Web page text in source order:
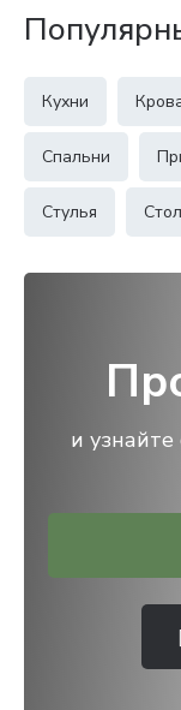
Кухни
Спальни
Стулья
и узнайте